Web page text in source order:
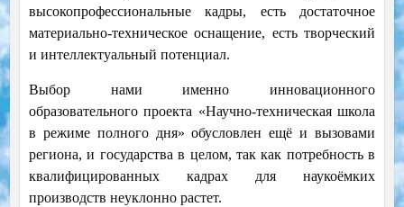
высокопрофессиональные кадры, есть достаточное
материально-техническое оснащение, есть творческий
и интеллектуальный потенциал.
Выбор нами именно инновационного
образовательного проекта «Научно-техническая школа
в режиме полного дня» обусловлен ещё и вызовами
региона, и государства в целом, так как потребность в
квалифицированных кадрах для наукоёмких
производств неуклонно растет.